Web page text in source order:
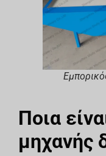
Ποια
μηχανής